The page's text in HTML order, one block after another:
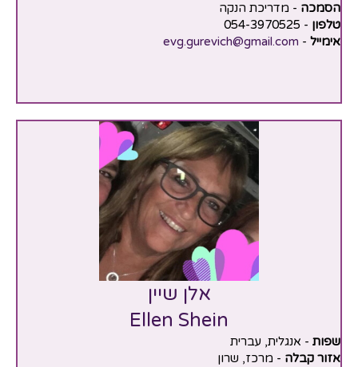
הסמכה - מדריכת הנקה
טלפון - 054-3970525
אימייל -
evg.gurevich@gmail.com
אלן שיין
Ellen Shein
שפות - אנגלית, עברית
אזור קבלה - מרכז, שרון